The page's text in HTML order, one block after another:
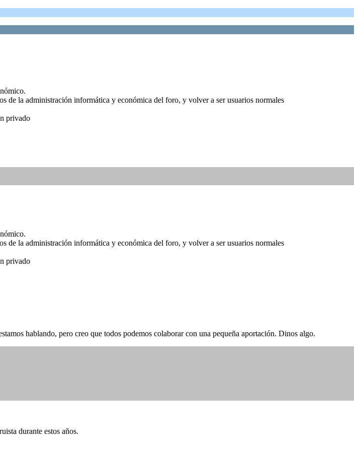
de la administración informática y económica del foro, y volver a ser usuarios normales
privado
de la administración informática y económica del foro, y volver a ser usuarios normales
privado
hablando, pero creo que todos podemos colaborar con una pequeña aportación. Dinos algo.
durante estos años.